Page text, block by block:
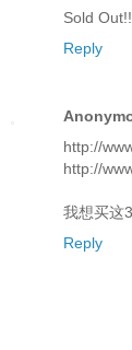
Sold
Reply
http://
http://
我想买这
Reply